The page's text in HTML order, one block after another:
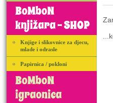
BoMboN
knjižara - SHOP
Knjige i slikovnice za djecu,
mlade i odrasle
Papirnica / pokloni
BoMboN
igraonica